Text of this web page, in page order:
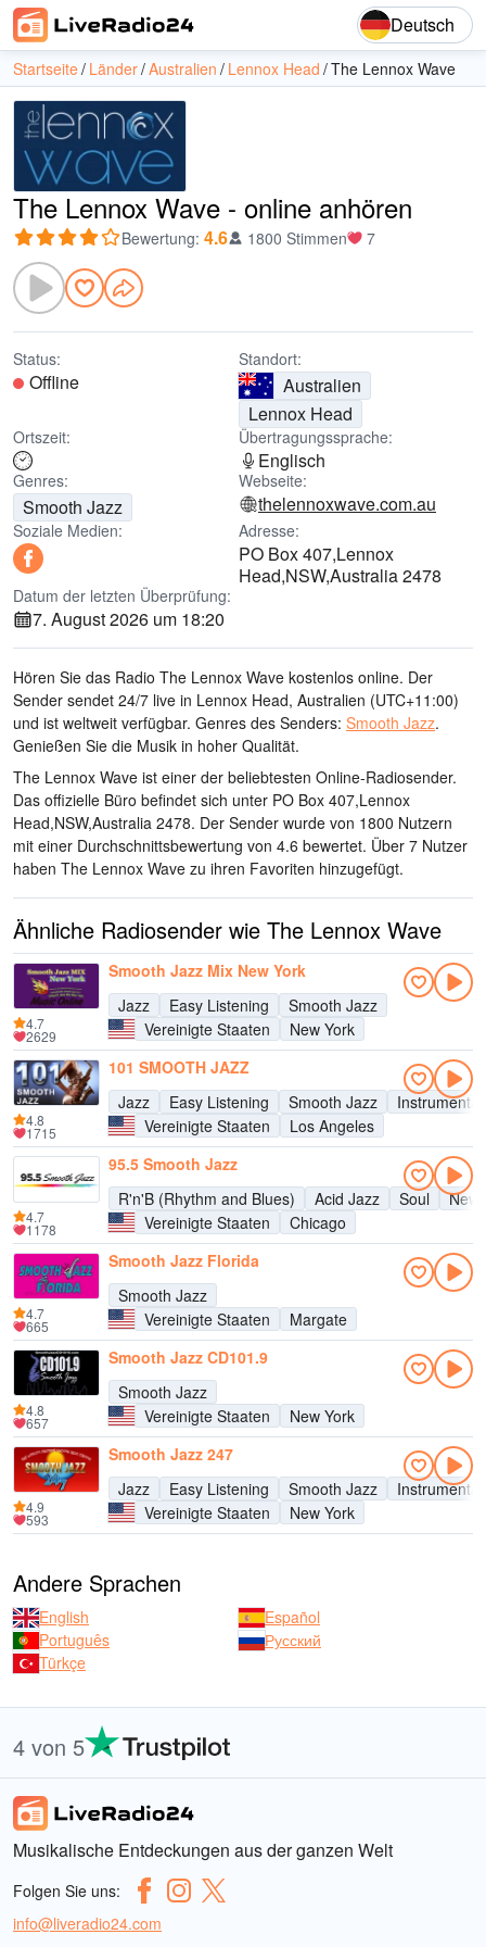
Deutsch
Startseite Länder Australien Lennox Head The Lennox Wave
The Lennox Wave - online anhören
Bewertung: 4.6 1800 Stimmen 7
Status:
Offline
Standort:
Australien
Lennox Head
Ortszeit: Übertragungssprache:
Englisch
Genres:
Smooth Jazz
Webseite:
thelennoxwave.com.au
Soziale Medien: Adresse:
PO Box 407,Lennox
Head,NSW,Australia 2478
Datum der letzten Überprüfung:
7. August 2026 um 18:20
Hören Sie das Radio The Lennox Wave kostenlos online. Der
Sender sendet 24/7 live in Lennox Head, Australien (UTC+11:00)
und ist weltweit verfügbar. Genres des Senders: Smooth Jazz.
Genießen Sie die Musik in hoher Qualität.
The Lennox Wave ist einer der beliebtesten Online-Radiosender.
Das offizielle Büro befindet sich unter PO Box 407,Lennox
Head,NSW,Australia 2478. Der Sender wurde von 1800 Nutzern
mit einer Durchschnittsbewertung von 4.6 bewertet. Über 7 Nutzer
haben The Lennox Wave zu ihren Favoriten hinzugefügt.
Ähnliche Radiosender wie The Lennox Wave
Smooth Jazz Mix New York
Jazz
Easy Listening
Smooth Jazz
Vereinigte Staaten
New York
4.7
2629
101 SMOOTH JAZZ
Jazz
Easy Listening Smooth Jazz
Instrumental
Vereinigte Staaten
Los Angeles
4.8
1715
95.5 Smooth Jazz
R'n'B (Rhythm and Blues)
Acid Jazz Soul
New
Vereinigte Staaten
Chicago
4.7
1178
Smooth Jazz Florida
Smooth Jazz
Vereinigte Staaten
Margate
4.7
665
Smooth Jazz CD101.9
Smooth Jazz
Vereinigte Staaten
New York
4.8
657
Smooth Jazz 247
Jazz
Easy Listening Smooth Jazz
Instrumental
Vereinigte Staaten
New York
4.9
593
Andere Sprachen
English
Español
Português
Русский
Türkçe
4 von 5
Musikalische Entdeckungen aus der ganzen Welt
Folgen Sie uns:
info@liveradio24.com